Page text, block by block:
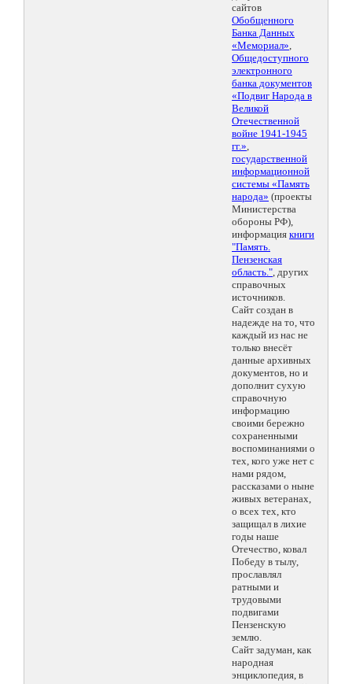
сайтов
Обобщенного
Банка Данных
«Мемориал»,
Общедоступного
электронного
банка документов
«Подвиг Народа в
Великой
Отечественной
войне 1941-1945
гг.»,
государственной
информационной
системы «Память
народа» (проекты
Министерства
обороны РФ),
информация книги
"Память.
Пензенская
область.", других
справочных
источников.
Сайт создан в
надежде на то, что
каждый из нас не
только внесёт
данные архивных
документов, но и
дополнит сухую
справочную
информацию
своими бережно
сохраненными
воспоминаниями о
тех, кого уже нет с
нами рядом,
рассказами о ныне
живых ветеранах,
о всех тех, кто
защищал в лихие
годы наше
Отечество, ковал
Победу в тылу,
прославлял
ратными и
трудовыми
подвигами
Пензенскую
землю.
Сайт задуман, как
народная
энциклопедия, в